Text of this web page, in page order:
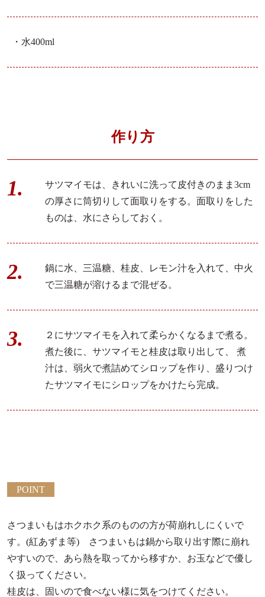
・水400ml
作り方
サツマイモは、きれいに洗って皮付きのまま3cm
の厚さに筒切りして面取りをする。面取りをした
ものは、水にさらしておく。
鍋に水、三温糖、桂皮、レモン汁を入れて、中火
で三温糖が溶けるまで混ぜる。
２にサツマイモを入れて柔らかくなるまで煮る。
煮た後に、サツマイモと桂皮は取り出して、 煮
汁は、弱火で煮詰めてシロップを作り、盛りつけ
たサツマイモにシロップをかけたら完成。
POINT
さつまいもはホクホク系のものの方が荷崩れしにくいで
す。(紅あずま等) さつまいもは鍋から取り出す際に崩れ
やすいので、あら熱を取ってから移すか、お玉などで優し
く扱ってください。
桂皮は、固いので食べない様に気をつけてください。